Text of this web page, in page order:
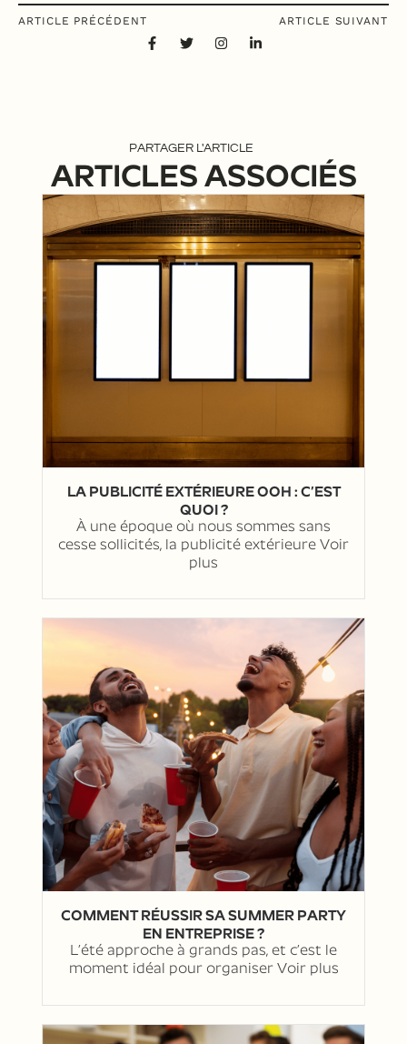
ARTICLE PRÉCÉDENT ARTICLE SUIVANT
PARTAGER L'ARTICLE
ARTICLES ASSOCIÉS
LA PUBLICITÉ EXTÉRIEURE OOH : C’EST
QUOI ?
À une époque où nous sommes sans
cesse sollicités, la publicité extérieure Voir
plus
COMMENT RÉUSSIR SA SUMMER PARTY
EN ENTREPRISE ?
L’été approche à grands pas, et c’est le
moment idéal pour organiserVoir plus